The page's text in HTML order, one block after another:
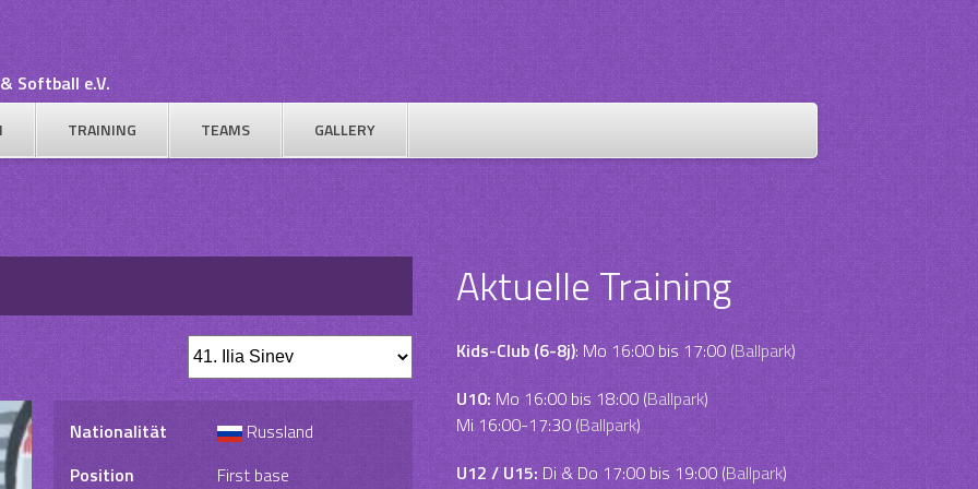
Softball e.V.
TRAINING TEAMS GALLERY
Nationalität
Russland
Position
First base
Aktuelle Training
Kids-Club (6-8j): Mo 16:00 bis 17:00 (Ballpark)
U10:Mo 16:00 bis 18:00 (Ballpark)
Mi 16:00-17:30 (Ballpark)
U12 / U15:Di & Do 17:00 bis 19:00 (Ballpark)